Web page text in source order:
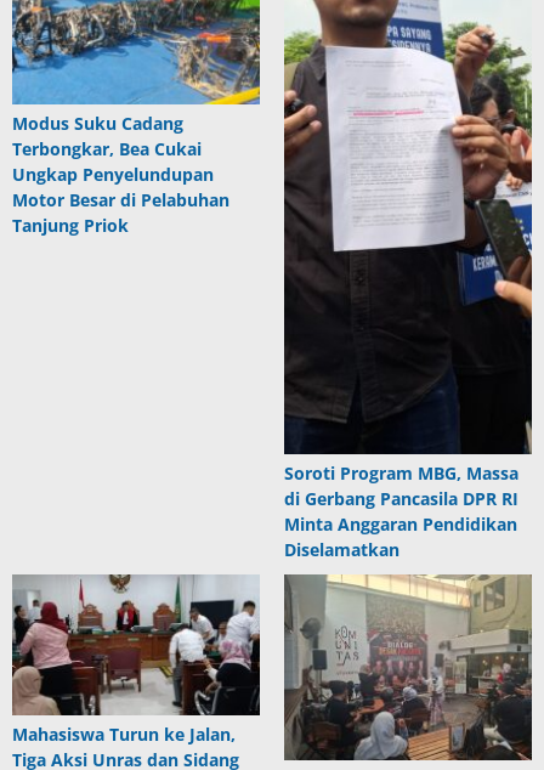
Modus Suku Cadang
Terbongkar, Bea Cukai
Ungkap Penyelundupan
Motor Besar di Pelabuhan
Tanjung Priok
Soroti Program MBG, Massa
di Gerbang Pancasila DPR RI
Minta Anggaran Pendidikan
Diselamatkan
Mahasiswa Turun ke Jalan,
Tiga Aksi Unras dan Sidang